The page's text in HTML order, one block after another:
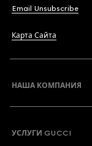
Email Unsubscribe
Карта Сайта
НАША КОМПАНИЯ
УСЛУГИ GUCCI